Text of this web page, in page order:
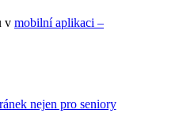
v mobilní aplikaci –
nejen pro seniory